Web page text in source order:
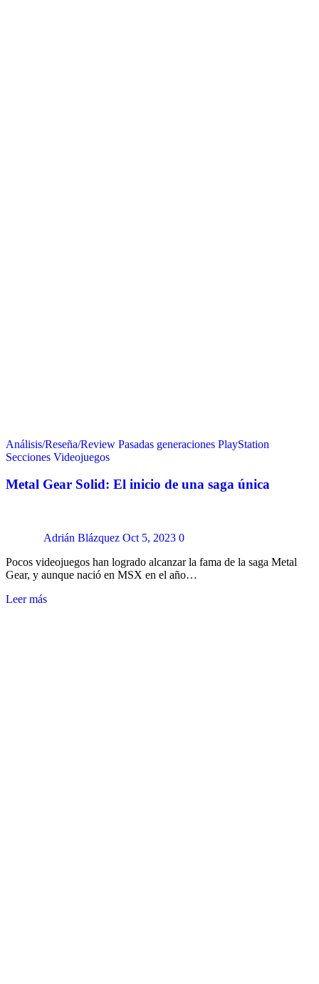
Análisis/Reseña/Review Pasadas generaciones PlayStation
Secciones Videojuegos
Metal Gear Solid: El inicio de una saga única
Adrián Blázquez Oct 5, 2023 0
Pocos videojuegos han logrado alcanzar la fama de la saga Metal
Gear, y aunque nació en MSX en el año…
Leer más